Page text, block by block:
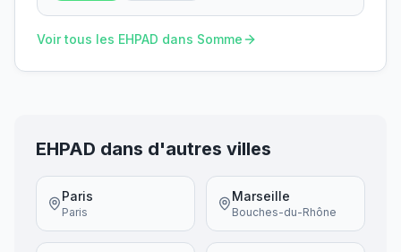
Voir tous les EHPAD dans Somme
EHPAD dans d'autres villes
Paris
Paris
Marseille
Bouches-du-Rhône